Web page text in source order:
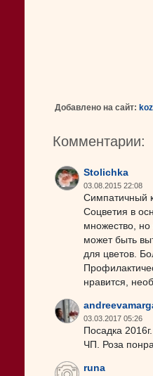
Добавлено на сайт:
Комментарии:
Stolichka
03.08.2015 22:08
Симпатичный
Соцветия в
множество, но
может быть
для цветов.
нравится,
03.03.2017 05:26
Посадка
ЧП. Роза
runa